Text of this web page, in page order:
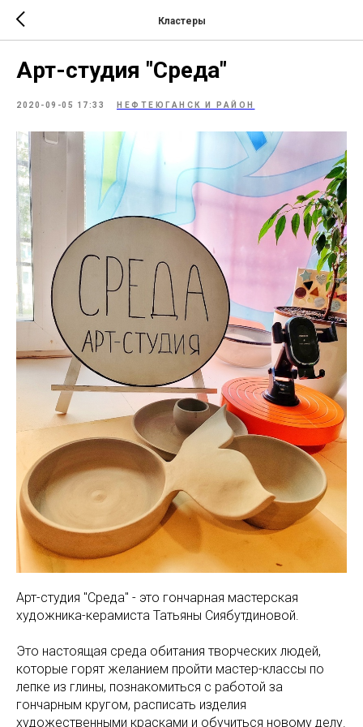
Кластеры
Арт-студия "Среда"
2020-09-05 17:33 НЕФТЕЮГАНСК И РАЙОН
Арт-студия "Среда" - это гончарная мастерская
художника-керамиста Татьяны Сиябутдиновой.
Это настоящая среда обитания творческих людей,
которые горят желанием пройти мастер-классы по
лепке из глины, познакомиться с работой за
гончарным кругом, расписать изделия
художественными красками и обучиться новому делу.